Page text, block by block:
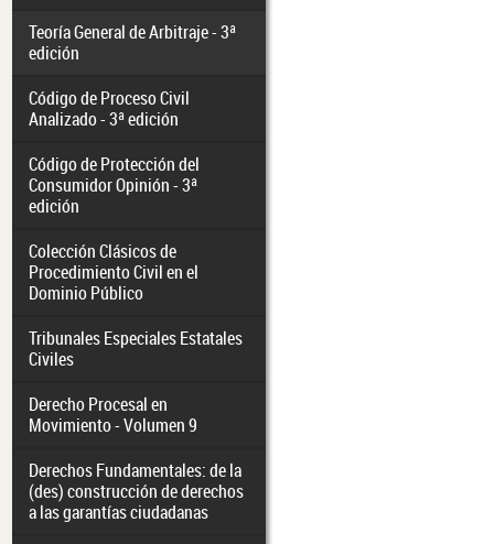
Teoría General de Arbitraje - 3ª
edición
Código de Proceso Civil
Analizado - 3ª edición
Código de Protección del
Consumidor Opinión - 3ª
edición
Colección Clásicos de
Procedimiento Civil en el
Dominio Público
Tribunales Especiales Estatales
Civiles
Derecho Procesal en
Movimiento - Volumen 9
Derechos Fundamentales: de la
(des) construcción de derechos
a las garantías ciudadanas